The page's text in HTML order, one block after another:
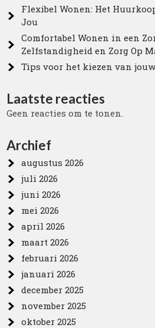
Flexibel Wonen: Het
Jou
Comfortabel Wonen in een
Zelfstandigheid en Zorg Op
Tips voor het kiezen van
Laatste reacties
Geen reacties om te tonen.
Archief
augustus 2026
juli 2026
juni 2026
mei 2026
april 2026
maart 2026
februari 2026
januari 2026
december 2025
november 2025
oktober 2025